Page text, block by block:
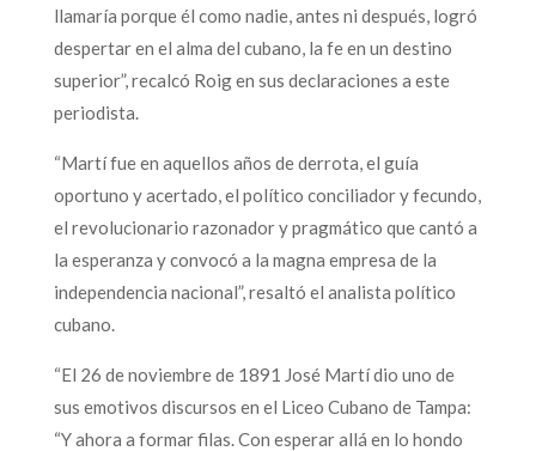
llamaría porque él como nadie, antes ni después, logró
despertar en el alma del cubano, la fe en un destino
superior”, recalcó Roig en sus declaraciones a este
periodista.
“Martí fue en aquellos años de derrota, el guía
oportuno y acertado, el político conciliador y fecundo,
el revolucionario razonador y pragmático que cantó a
la esperanza y convocó a la magna empresa de la
independencia nacional”, resaltó el analista político
cubano.
“El 26 de noviembre de 1891 José Martí dio uno de
sus emotivos discursos en el Liceo Cubano de Tampa:
“Y ahora a formar filas. Con esperar allá en lo hondo